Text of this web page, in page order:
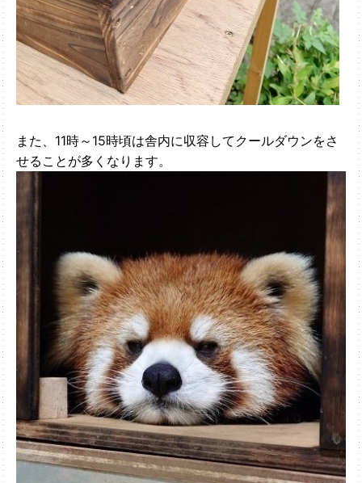
また、11時～15時頃は舎内に収容してクールダウンをさ
せることが多くなります。